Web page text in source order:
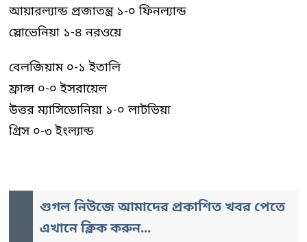
আয়ারল্যান্ড প্রজাতন্ত্র ১-০ ফিনল্যান্ড
স্লোভেনিয়া ১-৪ নরওয়ে
বেলজিয়াম ০-১ ইতালি
ফ্রান্স ০-০ ইসরায়েল
উত্তর ম্যাসিডোনিয়া ১-০ লাটভিয়া
গ্রিস ০-৩ ইংল্যান্ড
গুগল নিউজে আমাদের প্রকাশিত খবর পেতে
এখানে ক্লিক করুন...